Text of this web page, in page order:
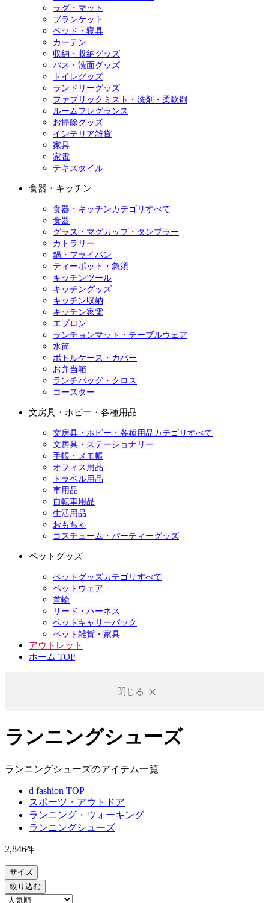
ラグ・マット
ブランケット
ベッド・寝具
カーテン
収納・収納グッズ
バス・洗面グッズ
トイレグッズ
ランドリーグッズ
ファブリックミスト・洗剤・柔軟剤
ルームフレグランス
お掃除グッズ
インテリア雑貨
家具
家電
テキスタイル
食器・キッチン
食器・キッチンカテゴリすべて
食器
グラス・マグカップ・タンブラー
カトラリー
鍋・フライパン
ティーポット・急須
キッチンツール
キッチングッズ
キッチン収納
キッチン家電
エプロン
ランチョンマット・テーブルウェア
水筒
ボトルケース・カバー
お弁当箱
ランチバッグ・クロス
コースター
文房具・ホビー・各種用品
文房具・ホビー・各種用品カテゴリすべて
文房具・ステーショナリー
手帳・メモ帳
オフィス用品
トラベル用品
車用品
自転車用品
生活用品
おもちゃ
コスチューム・パーティーグッズ
ペットグッズ
ペットグッズカテゴリすべて
ペットウェア
首輪
リード・ハーネス
ペットキャリーバック
ペット雑貨・家具
アウトレット
ホーム TOP
閉じる
ランニングシューズ
ランニングシューズのアイテム一覧
d fashion TOP
スポーツ・アウトドア
ランニング・ウォーキング
ランニングシューズ
2,846件
サイズ
絞り込む